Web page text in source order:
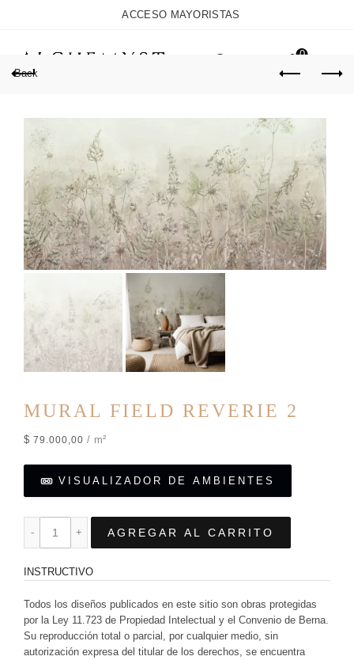
ACCESO MAYORISTAS
0
Back
MURAL FIELD REVERIE 2
$ 79.000,00 / m²
VISUALIZADOR DE AMBIENTES
AGREGAR AL CARRITO
INSTRUCTIVO
Todos los diseños publicados en este sitio son obras protegidas
por la Ley 11.723 de Propiedad Intelectual y el Convenio de Berna.
Su reproducción total o parcial, por cualquier medio, sin
autorización expresa del titular de los derechos, se encuentra